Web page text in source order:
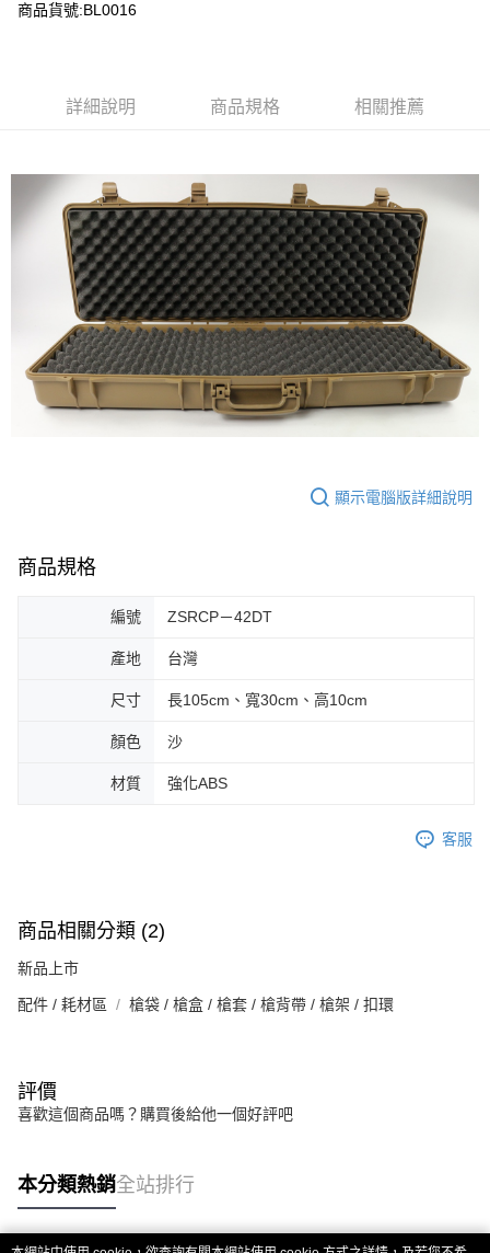
台新國際商業銀行
AFTEE先享後付
便利好安心！
３．安心：先確認商品／服務後，再付款。
【「AFTEE先享後付」結帳流程】
１．於結帳方式選擇「AFTEE先享後付」後，將跳轉至「AFTEE先享後付」
結帳頁面，進行簡訊認證並確認金額後，即可完成結帳。
２．訂單成立數日內，您將收到繳費通知簡訊。
３．收到繳費通知簡訊後14天內，點擊此簡訊中的連結，可透過四大超商／
ATM／網路銀行／等多元方式進行付款，方視為交易完成。
※ 請注意：結帳手續完成當下不需立刻繳費，但若您需要取消訂單，請聯絡
購買商品的店家。未經商家同意取消之訂單仍視為有效，需透過AFTEE先享
後付繳納相關費用。
※ 交易是否成功請以「AFTEE先享後付 」之結帳頁面顯示為準，若有關於
是否繳費成功／繳費後需取消欲退款等相關疑問，請聯繫「AFTEE先享後付
https://netprotections.freshdesk.com/support/home
１．透過由恩沛科技股份有限公司提供之「AFTEE先享後付」服務完成之交
易，需依本服務之必要範圍內提供個人資料，並將交易相關給付款項請求債
https://aftee.tw/terms/#terms3
時審查核予不同之上限額度；若仍有額度不足之情形，本公司將視審查結果
５．嚴禁一人註冊多個帳號或使用他人資訊註冊。若發現惡意使用之情形，
全家取貨付款
每筆NT$60，滿NT$2,000(含以上)免運費
7-11取貨付款
每筆NT$60，滿NT$2,000(含以上)免運費
7-11取貨(快速到店)
每筆NT$60，滿NT$2,000(含以上)免運費
宅配
每筆NT$200，滿NT$2,000(含以上)免運費
國家/地區配送
商品貨號:BL0016
詳細說明 商品規格 相關推薦
顯示電腦版詳細說明
商品規格
編號 ZSRCP－42DT
產地 台灣
尺寸 長105cm、寬30cm、高10cm
顏色 沙
材質 強化ABS
客服
商品相關分類 (2)
新品上市
配件 / 耗材區 槍袋 / 槍盒 / 槍套 / 槍背帶 / 槍架 / 扣環
評價
喜歡這個商品嗎？購買後給他一個好評吧
本分類熱銷全站排行